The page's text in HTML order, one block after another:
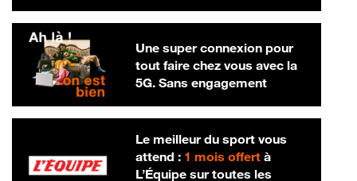
Une super connexion pour
tout faire chez vous avec la
5G. Sans engagement
Le meilleur du sport vous
attend : 1 mois offertà
L’Équipe sur toutes les